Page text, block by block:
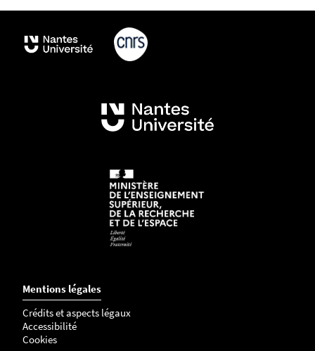
Mentions légales
Crédits et aspects légaux
Accessibilité
Cookies